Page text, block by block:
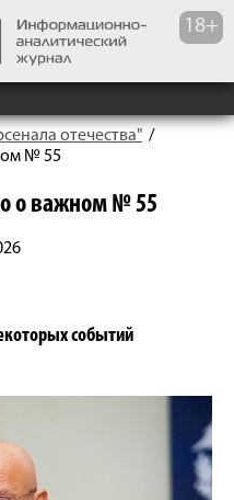
отечества" /
№ 55
о важном № 55
событий